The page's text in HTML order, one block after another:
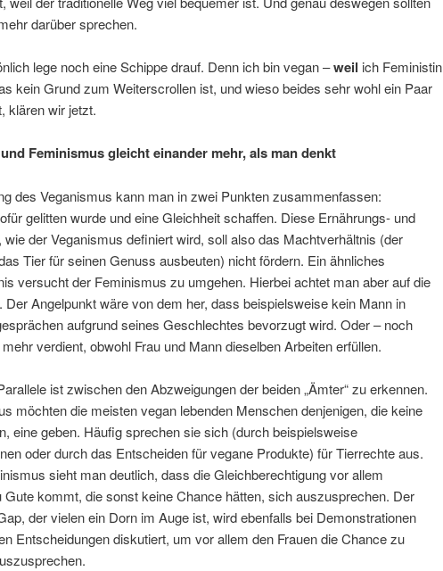
darüber sprechen.
lege noch eine Schippe drauf. Denn ich bin vegan –weil ich Feministin
kein Grund zum Weiterscrollen ist, und wieso beides sehr wohl ein Paar
klären wir jetzt.
Feminismus gleicht einander mehr, als man denkt
des Veganismus kann man in zwei Punkten zusammenfassen:
gelitten wurde und eine Gleichheit schaffen. Diese Ernährungs- und
wie der Veganismus definiert wird, soll also das Machtverhältnis (der
Tier für seinen Genuss ausbeuten) nicht fördern. Ein ähnliches
versucht der Feminismus zu umgehen. Hierbei achtet man aber auf die
Der Angelpunkt wäre von dem her, dass beispielsweise kein Mann in
aufgrund seines Geschlechtes bevorzugt wird. Oder – noch
verdient, obwohl Frau und Mann dieselben Arbeiten erfüllen.
ist zwischen den Abzweigungen der beiden „Ämter“ zu erkennen.
möchten die meisten vegan lebenden Menschen denjenigen, die keine
eine geben. Häufig sprechen sie sich (durch beispielsweise
oder durch das Entscheiden für vegane Produkte) für Tierrechte aus.
sieht man deutlich, dass die Gleichberechtigung vor allem
Gute kommt, die sonst keine Chance hätten, sich auszusprechen. Der
der vielen ein Dorn im Auge ist, wird ebenfalls bei Demonstrationen
Entscheidungen diskutiert, um vor allem den Frauen die Chance zu